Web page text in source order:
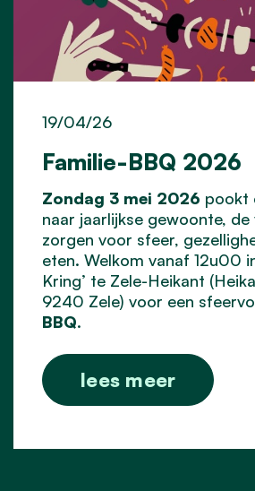
Familie-BBQ 2026
19/04/26
Zondag 3 mei 2026 pookt
naar jaarlijkse gewoonte, de
zorgen voor sfeer,
eten. Welkom vanaf 12u00
Kring’ te Zele-Heikant
9240 Zele) voor een
BBQ.
lees meer